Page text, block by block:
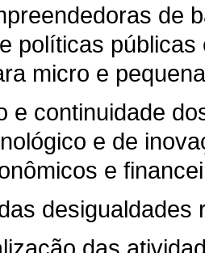
de
políticas
micro e
e continuidade
e de
e
desigualdades